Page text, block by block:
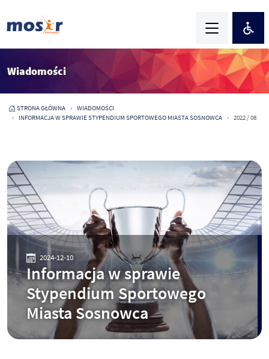
Wiadomości
STRONA GŁÓWNA
WIADOMOŚCI
INFORMACJA W SPRAWIE STYPENDIUM SPORTOWEGO MIASTA SOSNOWCA
2022 / 08
2024-12-10
Informacja w sprawie
Stypendium Sportowego
Miasta Sosnowca